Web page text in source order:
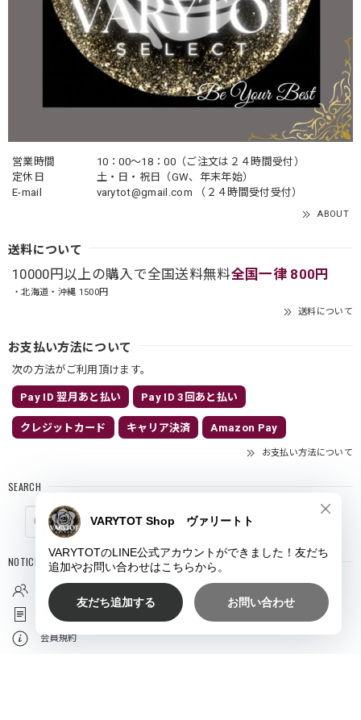
営業時間
10：00〜18：00（ご注文は２４時間受付）
定休日
土・日・祝日（GW、年末年始）
E-mail
varytot@gmail.com （２４時間受付受付）
ABOUT
送料について
10000円以上の購入で全国送料無料全国一律 800円
・北海道・沖縄 1500円
送料について
お支払い方法について
次の方法がご利用頂けます。
Pay ID 翌月あと払い Pay ID 3回あと払い
クレジットカード キャリア決済 Amazon Pay
お支払い方法について
SEARCH
NOTICE
プライバシーポリシー
特定商取引法に基づく表記
会員規約